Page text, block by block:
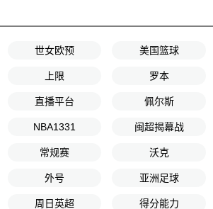
世女欧预 美国篮球
上限 罗本
直播平台 佩尔斯
NBA1331 闽超揭幕战
常规赛 沃克
外号 亚洲足球
周日英超 得分能力